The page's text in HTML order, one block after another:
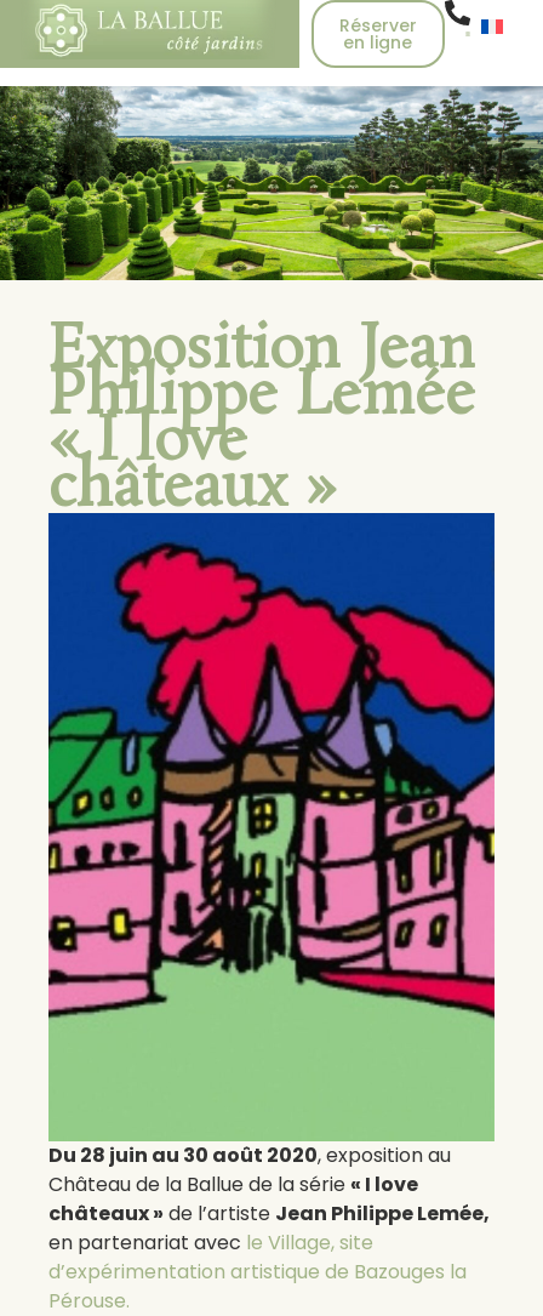
Réserver
en ligne
Exposition Jean
Philippe Lemée
« I love
châteaux »
Du 28 juin au 30 août 2020, exposition au
Château de la Ballue de la série « I love
châteaux » de l’artiste Jean Philippe Lemée,
en partenariat avec le Village, site
d’expérimentation artistique de Bazouges la
Pérouse.